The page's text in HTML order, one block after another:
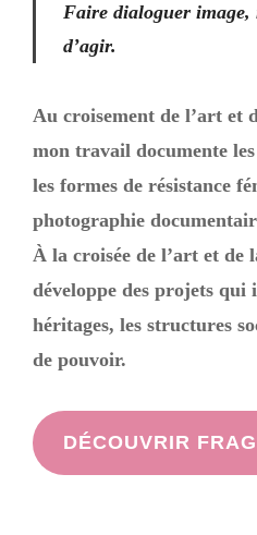
Faire dialoguer image,
d’agir.
Au croisement de l’art et
mon travail documente
les formes de résistance
photographie
À la croisée de l’art et de
développe des projets qui
héritages, les structures
de pouvoir.
DÉCOUVRIR